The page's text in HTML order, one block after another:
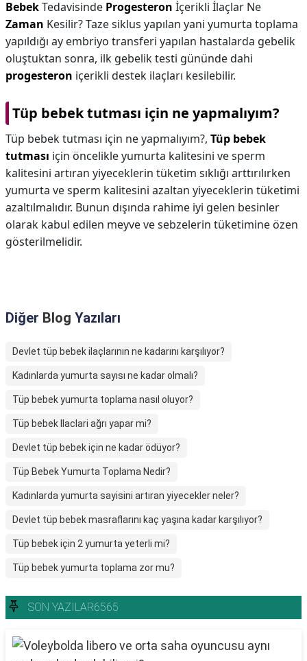
BebekTedavisinde Progesteron İçerikli İlaçlar Ne
Zaman Kesilir? Taze siklus yapılan yani yumurta toplama
yapıldığı ay embriyo transferi yapılan hastalarda gebelik
oluştuktan sonra, ilk gebelik testi gününde dahi
progesteron içerikli destek ilaçları kesilebilir.
Tüp bebek tutması için ne yapmalıyım?
Tüp bebek tutması için ne yapmalıyım?, Tüp bebek
tutması için öncelikle yumurta kalitesini ve sperm
kalitesini artıran yiyeceklerin tüketim sıklığı arttırılırken
yumurta ve sperm kalitesini azaltan yiyeceklerin tüketimi
azaltılmalıdır. Bunun dışında rahime iyi gelen besinler
olarak kabul edilen meyve ve sebzelerin tüketimine özen
gösterilmelidir.
Diğer Blog Yazıları
Devlet tüp bebek ilaçlarının ne kadarını karşılıyor?
Kadınlarda yumurta sayısı ne kadar olmalı?
Tüp bebek yumurta toplama nasıl oluyor?
Tüp bebek Ilaclari ağrı yapar mi?
Devlet tüp bebek için ne kadar ödüyor?
Tüp Bebek Yumurta Toplama Nedir?
Kadınlarda yumurta sayisini artıran yiyecekler neler?
Devlet tüp bebek masraflarını kaç yaşına kadar karşılıyor?
Tüp bebek için 2 yumurta yeterli mi?
Tüp bebek yumurta toplama zor mu?
SON YAZILAR6565